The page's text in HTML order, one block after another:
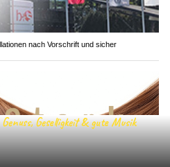
nach Vorschrift und sicher